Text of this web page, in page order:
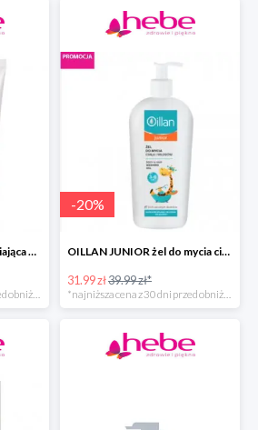
OILLAN JUNIOR nawadniająca emulsja do ciała
*najniższa cena z 30 dni przed obniżką
-20%
OILLAN JUNIOR żel do mycia ciała i włosów
31.99 zł39.99 zł*
*najniższa cena z 30 dni przed obniżką